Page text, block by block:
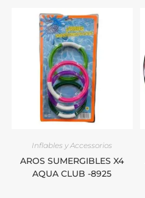
Inflables y Accessorios
AROS SUMERGIBLES X4
AQUA CLUB -8925